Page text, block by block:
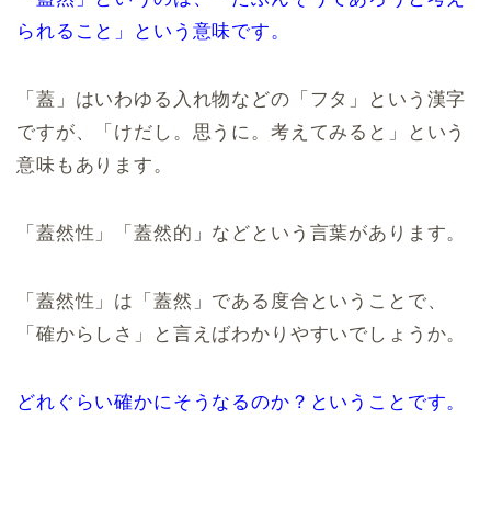
られること」という意味です。
「蓋」はいわゆる入れ物などの「フタ」という漢字
ですが、「けだし。思うに。考えてみると」という
意味もあります。
「蓋然性」「蓋然的」などという言葉があります。
「蓋然性」は「蓋然」である度合ということで、
「確からしさ」と言えばわかりやすいでしょうか。
どれぐらい確かにそうなるのか？ということです。